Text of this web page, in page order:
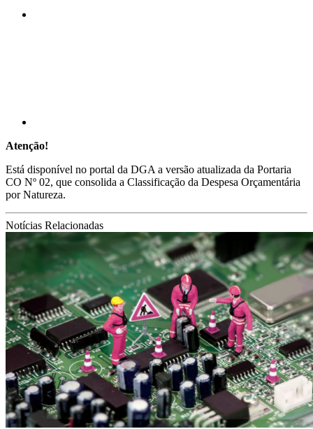
Atenção!
Está disponível no portal da DGA a versão atualizada da Portaria
CO Nº 02, que consolida a Classificação da Despesa Orçamentária
por Natureza.
Notícias Relacionadas